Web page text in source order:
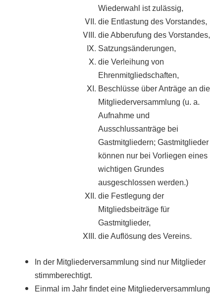
Wiederwahl ist zulässig,
die Entlastung des Vorstandes,
die Abberufung des Vorstandes,
Satzungsänderungen,
die Verleihung von
Ehrenmitgliedschaften,
Beschlüsse über Anträge an die
Mitgliederversammlung (u. a.
Aufnahme und
Ausschlussanträge bei
Gastmitgliedern; Gastmitglieder
können nur bei Vorliegen eines
wichtigen Grundes
ausgeschlossen werden.)
die Festlegung der
Mitgliedsbeiträge für
Gastmitglieder,
die Auflösung des Vereins.
In der Mitgliederversammlung sind nur Mitglieder
stimmberechtigt.
Einmal im Jahr findet eine Mitgliederversammlung